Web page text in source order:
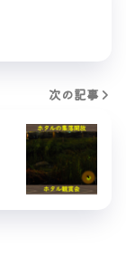
次の記事